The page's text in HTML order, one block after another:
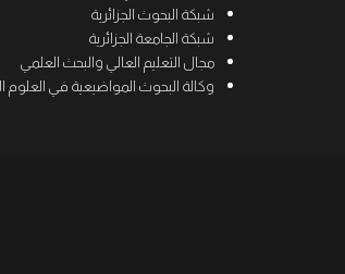
شبكة البحوث الجزائرية
شبكة الجامعة الجزائرية
مجال التعليم العالي والبحث العلمي
وكالة البحوث المواضيعية في العلوم